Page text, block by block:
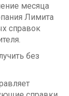
месяца
Лимита
справок
без